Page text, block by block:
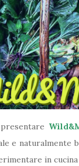
e naturalmente
in